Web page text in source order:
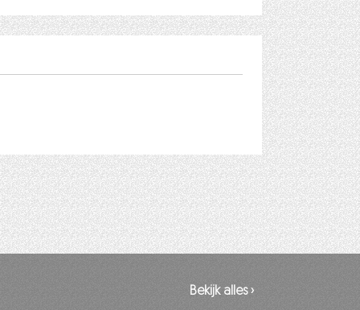
Bekijk alles ›